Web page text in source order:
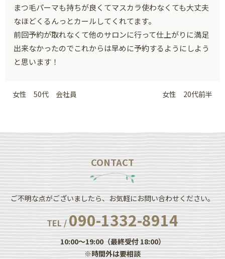
まつ毛パーマも持ちが良くてマスカラ使わなくても大丈夫
なほどくるんっとカールしてくれてます。
前回予約が取れなくて他のサロンに行って仕上がりに満足
出来なかったのでこれからは早めに予約するようにしよう
と思います！
女性 50代 会社員 女性 20代前半
CONTACT
ご不明な点がございましたら、お気軽にお問い合わせください。
TEL /090-1332-8914
10:00～19:00（最終受付 18:00）
※時間外は要相談